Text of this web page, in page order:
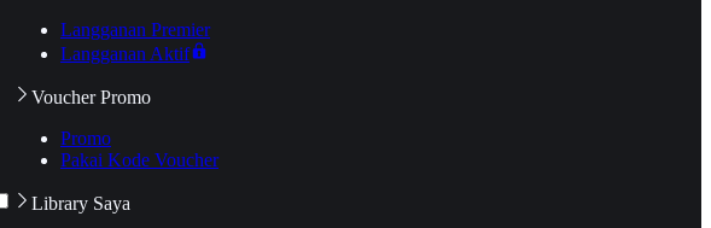
Langganan Premier
Langganan Aktif
Voucher Promo
Promo
Pakai Kode Voucher
Library Saya